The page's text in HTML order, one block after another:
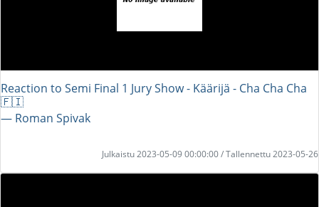
Reaction to Semi Final 1 Jury Show - Käärijä - Cha Cha Cha
🇫🇮
― Roman Spivak
Julkaistu 2023-05-09 00:00:00 / Tallennettu 2023-05-26